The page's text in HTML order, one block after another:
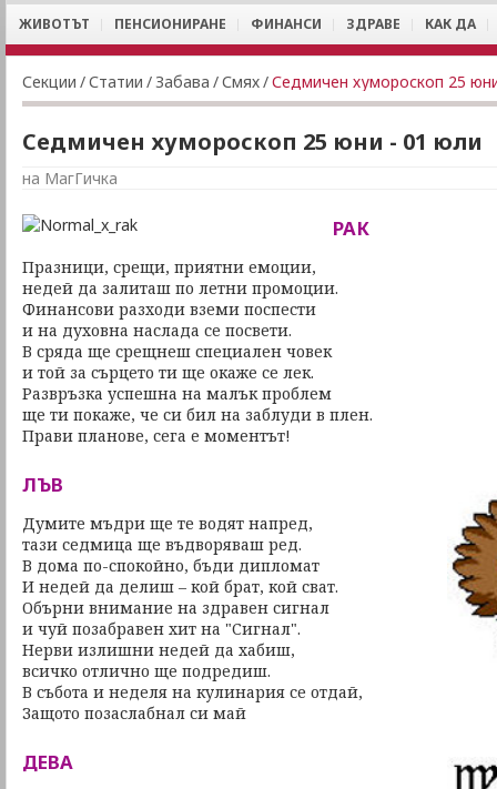
ЖИВОТЪТ ПЕНСИОНИРАНЕ ФИНАНСИ ЗДРАВЕ КАК ДА
Секции /Статии / Забава /Смях/Седмичен хумороскоп 25
Седмичен хумороскоп 25 юни - 01 юли
на МагГичка
РАК
Празници, срещи, приятни емоции,
недей да залиташ по летни промоции.
Финансови разходи вземи поспести
и на духовна наслада се посвети.
В сряда ще срещнеш специален човек
и той за сърцето ти ще окаже се лек.
Развръзка успешна на малък проблем
ще ти покаже, че си бил на заблуди в плен.
Прави планове, сега е моментът!
ЛЪВ
Думите мъдри ще те водят напред,
тази седмица ще въдворяваш ред.
В дома по-спокойно, бъди дипломат
И недей да делиш – кой брат, кой сват.
Обърни внимание на здравен сигнал
и чуй позабравен хит на "Сигнал".
Нерви излишни недей да хабиш,
всичко отлично ще подредиш.
В събота и неделя на кулинария се отдай,
Защото позаслабнал си май
ДЕВА